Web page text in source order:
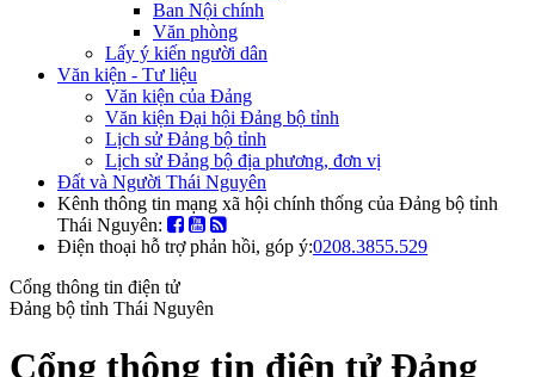
Ban Nội chính
Văn phòng
Lấy ý kiến người dân
Văn kiện - Tư liệu
Văn kiện của Đảng
Văn kiện Đại hội Đảng bộ tỉnh
Lịch sử Đảng bộ tỉnh
Lịch sử Đảng bộ địa phương, đơn vị
Đất và Người Thái Nguyên
Kênh thông tin mạng xã hội chính thống của Đảng bộ tỉnh
Thái Nguyên:
Điện thoại hỗ trợ phản hồi, góp ý:0208.3855.529
Cổng thông tin điện tử
Đảng bộ tỉnh Thái Nguyên
Cổng thông tin điện tử Đảng